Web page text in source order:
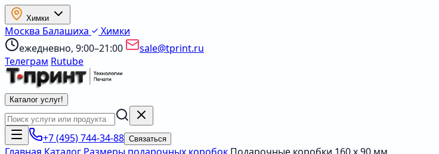
Химки
Москва Балашиха
Химки
ежедневно, 9:00–21:00
sale@tprint.ru
Телеграм Rutube
Каталог услуг!
+7 (495) 744-34-88 Связаться